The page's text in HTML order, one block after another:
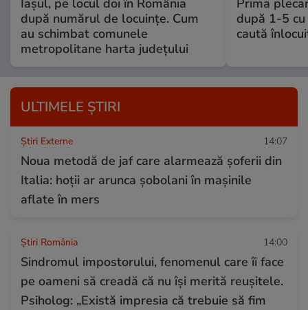
Iașul, pe locul doi în România
după numărul de locuințe. Cum
au schimbat comunele
metropolitane harta județului
Prima
după 1-5
caută
ULTIMELE ȘTIRI
Știri Externe 14:07
Noua metodă de jaf care alarmează șoferii din
Italia: hoții ar arunca șobolani în mașinile
aflate în mers
Știri România 14:00
Sindromul impostorului, fenomenul care îi face
pe oameni să creadă că nu își merită reușitele.
Psiholog: „Există impresia că trebuie să fim